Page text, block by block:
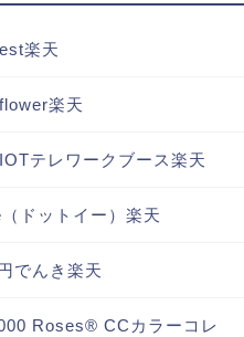
楽天
楽天
テレワークブース楽天
ドットイー）楽天
でんき楽天
Roses® CCカラーコレ